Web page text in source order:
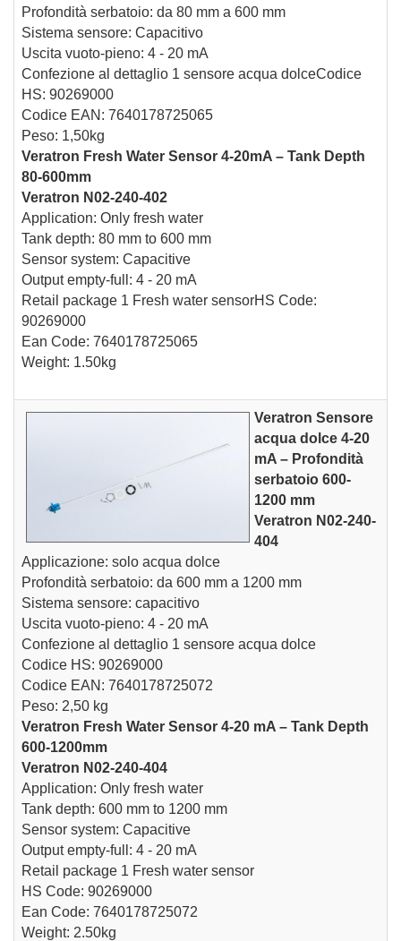
Profondità serbatoio: da 80 mm a 600 mm
Sistema sensore: Capacitivo
Uscita vuoto-pieno: 4 - 20 mA
Confezione al dettaglio 1 sensore acqua dolceCodice
HS: 90269000
Codice EAN: 7640178725065
Peso: 1,50kg
Veratron Fresh Water Sensor 4-20mA – Tank Depth
80-600mm
Veratron N02-240-402
Application: Only fresh water
Tank depth: 80 mm to 600 mm
Sensor system: Capacitive
Output empty-full: 4 - 20 mA
Retail package 1 Fresh water sensorHS Code:
90269000
Ean Code: 7640178725065
Weight: 1.50kg
Veratron Sensore
acqua dolce 4-20
mA – Profondità
serbatoio 600-
1200 mm
Veratron N02-240-
404
Applicazione: solo acqua dolce
Profondità serbatoio: da 600 mm a 1200 mm
Sistema sensore: capacitivo
Uscita vuoto-pieno: 4 - 20 mA
Confezione al dettaglio 1 sensore acqua dolce
Codice HS: 90269000
Codice EAN: 7640178725072
Peso: 2,50 kg
Veratron Fresh Water Sensor 4-20 mA – Tank Depth
600-1200mm
Veratron N02-240-404
Application: Only fresh water
Tank depth: 600 mm to 1200 mm
Sensor system: Capacitive
Output empty-full: 4 - 20 mA
Retail package 1 Fresh water sensor
HS Code: 90269000
Ean Code: 7640178725072
Weight: 2.50kg